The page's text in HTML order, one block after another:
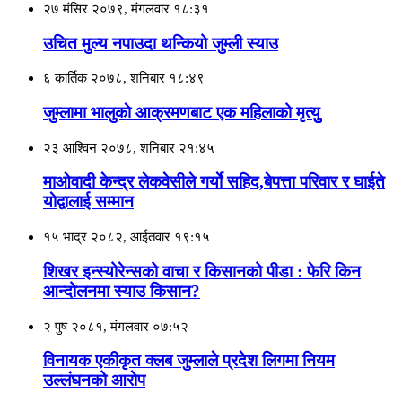
२७ मंसिर २०७९, मंगलवार १८:३१
उचित मुल्य नपाउदा थन्कियो जुम्ली स्याउ
६ कार्तिक २०७८, शनिबार १८:४९
जुम्लामा भालुकाे आक्रमणबाट एक महिलाको मृत्युु
२३ आश्विन २०७८, शनिबार २१:४५
माओवादी केन्द्र लेकवेसीले गर्याे सहिद,बेपत्ता परिवार र घाईते
याेद्वालाई सम्मान
१५ भाद्र २०८२, आईतवार १९:१५
शिखर इन्स्योरेन्सको वाचा र किसानको पीडा : फेरि किन
आन्दोलनमा स्याउ किसान?
२ पुष २०८१, मंगलवार ०७:५२
विनायक एकीकृत क्लब जुम्लाले प्रदेश लिगमा नियम
उल्लंघनको आराेप